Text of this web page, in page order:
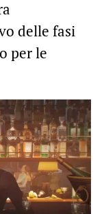
delle fasi
per le